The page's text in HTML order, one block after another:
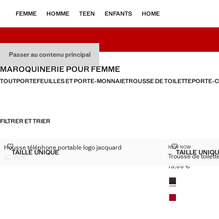
Passer au contenu principal
FEMME HOMME TEEN ENFANTS HOME
MAROQUINERIE POUR FEMME
TOUTPORTEFEUILLES ET PORTE-MONNAIETROUSSE DE TOILETTEPORTE-
FILTRER ET TRIER
Tailles
TAILLE UNIQUEHOUSSE TÉLÉPHONE PORTABLE LOGO JACQUARD
Housse téléphone portable logo jacquard
HOUSSE TÉLÉPHONE PORTABLE LOGO JACQUARD
22,99 €
Tailles
TAILLE
NEW NOW
Trousse de
TROUSSE DE
Prix actuel [19,99
19,99 €
Couleurs